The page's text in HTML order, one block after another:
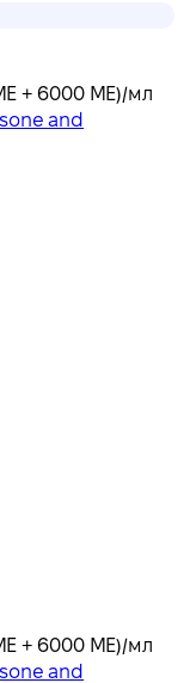
+ 6000 МЕ)/мл
and
+ 6000 МЕ)/мл
and